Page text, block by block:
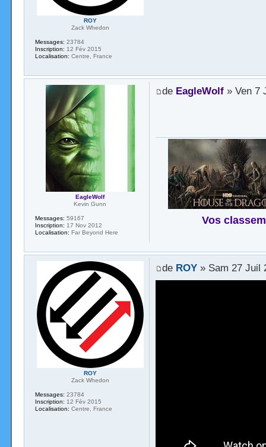
ROY
Zack Whedon
Messages: 23784
Inscription: 12 Fév 2015
Localisation: Centre, France
de EagleWolf» Ven 7
Vos
EagleWolf
Kevin Gunn
Messages: 59167
Inscription: 17 Nov 2012
Localisation: Far Beyond Here
de ROY» Sam 27 Juil
ROY
Zack Whedon
Messages: 23784
Inscription: 12 Fév 2015
Localisation: Centre, France